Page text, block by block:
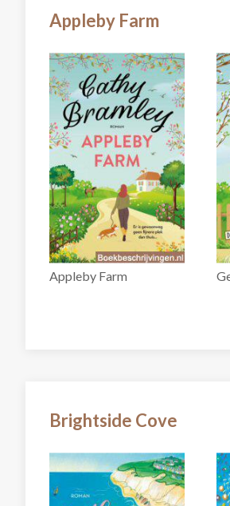
Appleby Farm
Appleby Farm
Brightside Cove